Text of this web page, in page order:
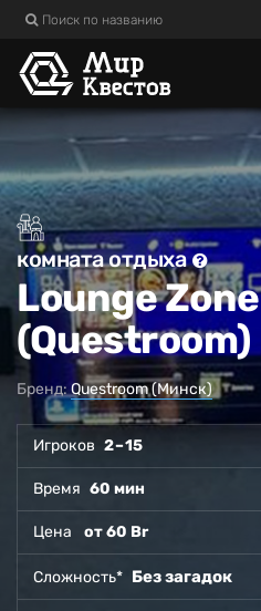
Поиск по названию
комната отдыха
Lounge Zone
(Questroom)
Бренд:Questroom (Минск)
Игроков 2 – 15
Время 60 мин
Цена от 60 Br
Сложность* Без загадок